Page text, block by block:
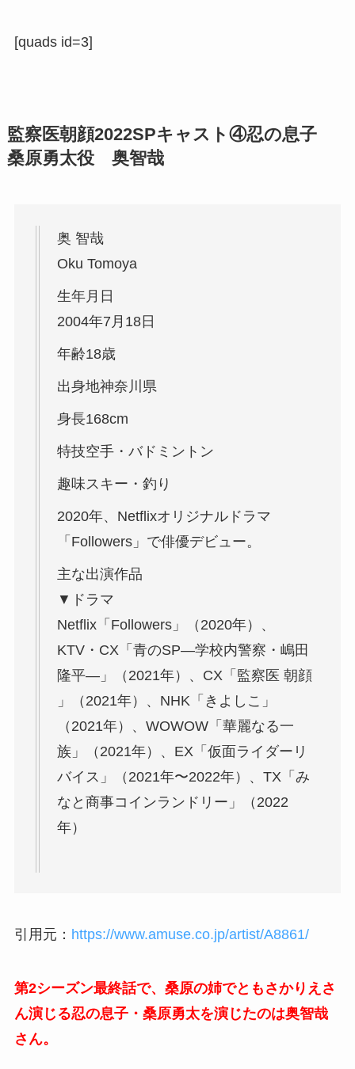
[quads id=3]
監察医朝顔2022SPキャスト④忍の息子
桑原勇太役 奥智哉
奥 智哉
Oku Tomoya
生年月日
2004年7月18日
年齢18歳
出身地神奈川県
身長168cm
特技空手・バドミントン
趣味スキー・釣り
2020年、Netflixオリジナルドラマ
「Followers」で俳優デビュー。
主な出演作品
▼ドラマ
Netflix「Followers」（2020年）、
KTV・CX「青のSP―学校内警察・嶋田
隆平―」（2021年）、CX「監察医 朝顔
」（2021年）、NHK「きよしこ」
（2021年）、WOWOW「華麗なる一
族」（2021年）、EX「仮面ライダーリ
バイス」（2021年〜2022年）、TX「み
なと商事コインランドリー」（2022
年）
引用元： https://www.amuse.co.jp/artist/A8861/
第2シーズン最終話で、桑原の姉でともさかりえさ
ん演じる忍の息子・桑原勇太を演じたのは奥智哉
さん。